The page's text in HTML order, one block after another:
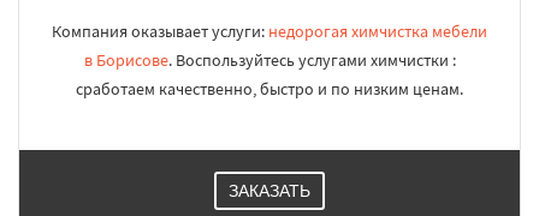
Компания оказывает услуги: недорогая химчистка мебели
в Борисове. Воспользуйтесь услугами химчистки :
сработаем качественно, быстро и по низким ценам.
ЗАКАЗАТЬ